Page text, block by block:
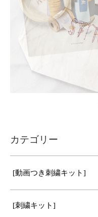
カテゴリー
[動画つき刺繍キット]
[刺繍キット]